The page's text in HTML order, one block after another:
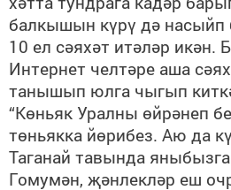
балкышын күрү дә насыйп
10 ел сәяхәт итәләр икән.
Интернет челтәре аша
танышып юлга чыгып
“Көньяк Уралны өйрәнеп
төньякка йөрибез. Аю да
Таганай тавында
Гомумән, җәнлекләр еш